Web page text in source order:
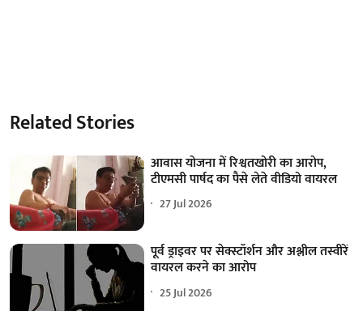
Related Stories
आवास योजना में रिश्वतखोरी का आरोप,
टीएमसी पार्षद का पैसे लेते वीडियो वायरल
27 Jul 2026
पूर्व ड्राइवर पर सेक्स्टॉर्शन और अश्लील तस्वीरें
वायरल करने का आरोप
25 Jul 2026